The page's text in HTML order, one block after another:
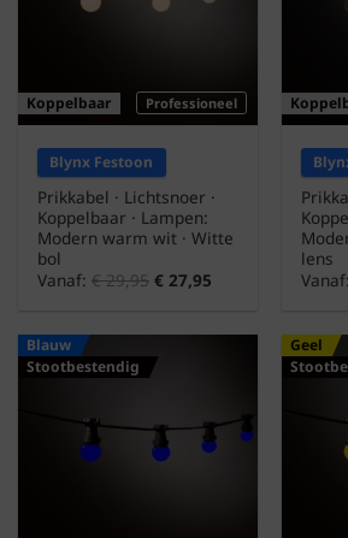
Professioneel
Koppelbaar
Blynx Festoon
Prikkabel · Lichtsnoer ·
Koppelbaar · Lampen:
Modern warm wit · Witte
bol
Vanaf:€29,95 € 27,95
lens
Blauw
Stootbestendig
Geel